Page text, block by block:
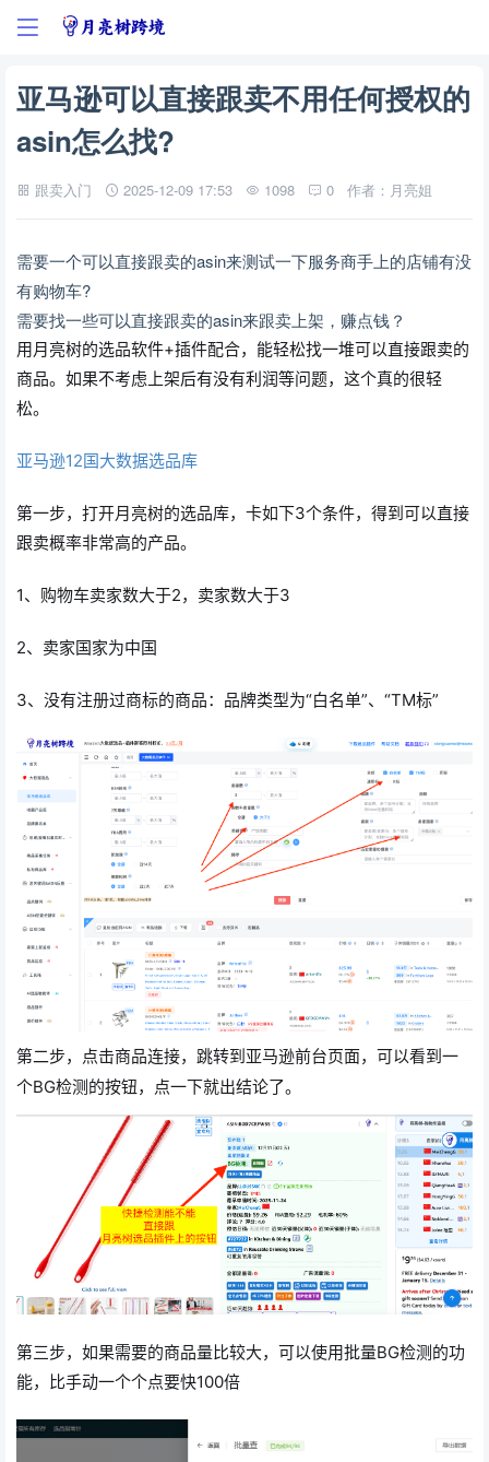
亚马逊可以直接跟卖不用任何授权的
asin怎么找?
跟卖入门 2025-12-09 17:53 1098 0 作者：月亮姐
需要一个可以直接跟卖的asin来测试一下服务商手上的店铺有没
有购物车?
需要找一些可以直接跟卖的asin来跟卖上架，赚点钱？
用月亮树的选品软件+插件配合，能轻松找一堆可以直接跟卖的
商品。如果不考虑上架后有没有利润等问题，这个真的很轻
松。
亚马逊12国大数据选品库
第一步，打开月亮树的选品库，卡如下3个条件，得到可以直接
跟卖概率非常高的产品。
1、购物车卖家数大于2，卖家数大于3
2、卖家国家为中国
3、没有注册过商标的商品：品牌类型为“白名单”、“TM标”
第二步，点击商品连接，跳转到亚马逊前台页面，可以看到一
个BG检测的按钮，点一下就出结论了。
第三步，如果需要的商品量比较大，可以使用批量BG检测的功
能，比手动一个个点要快100倍